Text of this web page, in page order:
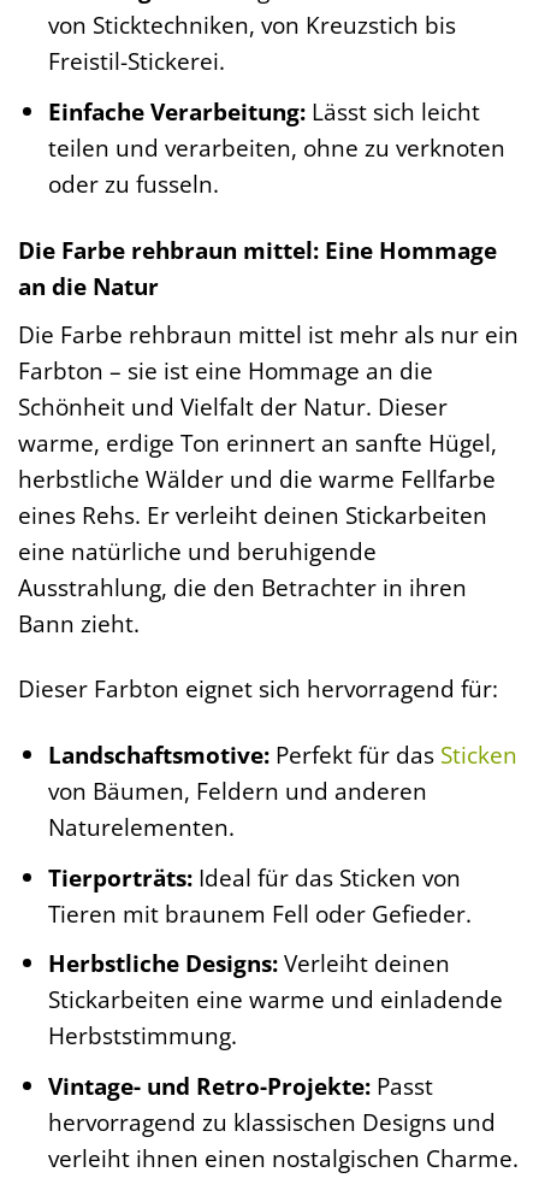
von Sticktechniken, von Kreuzstich bis
Freistil-Stickerei.
Einfache Verarbeitung:Lässt sich leicht
teilen und verarbeiten, ohne zu verknoten
oder zu fusseln.
Die Farbe rehbraun mittel: Eine Hommage
an die Natur
Die Farbe rehbraun mittel ist mehr als nur ein
Farbton – sie ist eine Hommage an die
Schönheit und Vielfalt der Natur. Dieser
warme, erdige Ton erinnert an sanfte Hügel,
herbstliche Wälder und die warme Fellfarbe
eines Rehs. Er verleiht deinen Stickarbeiten
eine natürliche und beruhigende
Ausstrahlung, die den Betrachter in ihren
Bann zieht.
Dieser Farbton eignet sich hervorragend für:
Landschaftsmotive:Perfekt für das Sticken
von Bäumen, Feldern und anderen
Naturelementen.
Tierporträts:Ideal für das Sticken von
Tieren mit braunem Fell oder Gefieder.
Herbstliche Designs:Verleiht deinen
Stickarbeiten eine warme und einladende
Herbststimmung.
Vintage- und Retro-Projekte:Passt
hervorragend zu klassischen Designs und
verleiht ihnen einen nostalgischen Charme.